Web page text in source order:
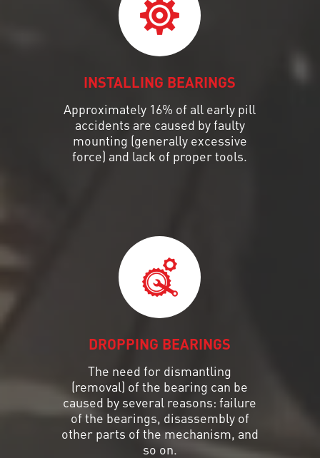
INSTALLING BEARINGS
Approximately 16% of all early pill
accidents are caused by faulty
mounting (generally excessive
force) and lack of proper tools.
DROPPING BEARINGS
The need for dismantling
(removal) of the bearing can be
caused by several reasons: failure
of the bearings, disassembly of
other parts of the mechanism, and
so on.